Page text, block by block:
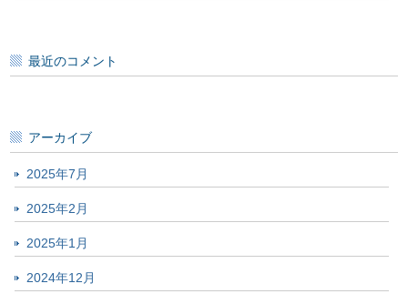
最近のコメント
アーカイブ
2025年7月
2025年2月
2025年1月
2024年12月